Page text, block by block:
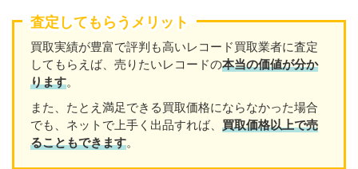
査定してもらうメリット
買取実績が豊富で評判も高いレコード買取業者に査定
してもらえば、売りたいレコードの本当の価値が分か
ります。
また、たとえ満足できる買取価格にならなかった場合
でも、ネットで上手く出品すれば、 買取価格以上で売
ることもできます。